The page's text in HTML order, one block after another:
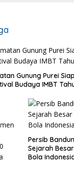
Gunung Purei Siap
Budaya IMBT
Persib
Sejarah
Bola